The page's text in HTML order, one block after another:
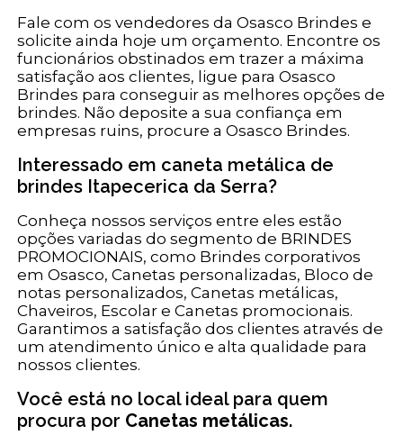
Fale com os vendedores da Osasco Brindes e
solicite ainda hoje um orçamento. Encontre os
funcionários obstinados em trazer a máxima
satisfação aos clientes, ligue para Osasco
Brindes para conseguir as melhores opções de
brindes. Não deposite a sua confiança em
empresas ruins, procure a Osasco Brindes.
Interessado em caneta metálica de
brindes Itapecerica da Serra?
Conheça nossos serviços entre eles estão
opções variadas do segmento de BRINDES
PROMOCIONAIS, como Brindes corporativos
em Osasco, Canetas personalizadas, Bloco de
notas personalizados, Canetas metálicas,
Chaveiros, Escolar e Canetas promocionais.
Garantimos a satisfação dos clientes através de
um atendimento único e alta qualidade para
nossos clientes.
Você está no local ideal para quem
procura por Canetas metálicas.